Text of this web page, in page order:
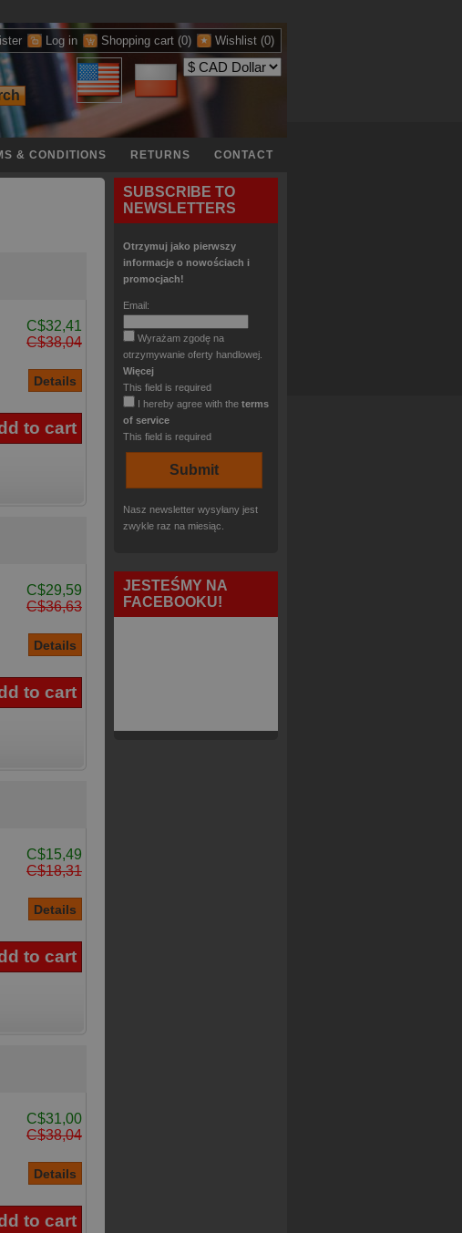
Log in Shopping cart (0) Wishlist (0)
& CONDITIONS RETURNS CONTACT
C$32,41
C$38,04
C$29,59
C$36,63
C$15,49
C$18,31
C$31,00
C$38,04
SUBSCRIBE TO
NEWSLETTERS
Otrzymuj jako pierwszy
informacje o nowościach i
promocjach!
Email:
Wyrażam zgodę na
otrzymywanie oferty handlowej.
Więcej
This field is required
I hereby agree with the terms
of service
This field is required
Nasz newsletter wysyłany jest
zwykle raz na miesiąc.
JESTEŚMY NA
FACEBOOKU!